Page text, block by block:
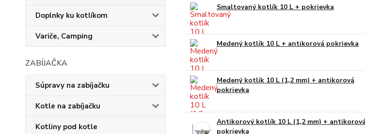
Doplnky ku kotlíkom
Variče, Camping
ZABÍJAČKA
Súpravy na zabíjačku
Kotle na zabíjačku
Kotliny pod kotle
Smaltovaný kotlík 10 L + pokrievka
Medený kotlík 10 L + antikorová pokrievka
Medený kotlík 10 L (1,2 mm) + antikorová
pokrievka
Antikorový kotlík 10 L (1,2 mm) + antikorová
pokrievka